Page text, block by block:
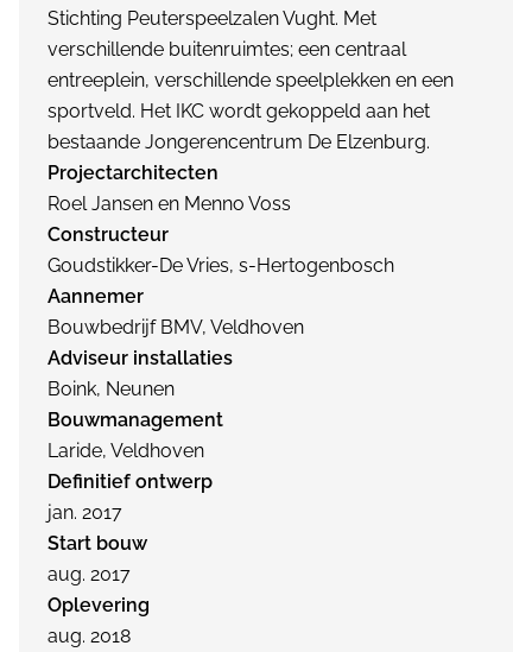
Stichting Peuterspeelzalen Vught. Met
verschillende buitenruimtes; een centraal
entreeplein, verschillende speelplekken en een
sportveld. Het IKC wordt gekoppeld aan het
bestaande Jongerencentrum De Elzenburg.
Projectarchitecten
Roel Jansen en Menno Voss
Constructeur
Goudstikker-De Vries, s-Hertogenbosch
Aannemer
Bouwbedrijf BMV, Veldhoven
Adviseur installaties
Boink, Neunen
Bouwmanagement
Laride, Veldhoven
Definitief ontwerp
jan. 2017
Start bouw
aug. 2017
Oplevering
aug. 2018